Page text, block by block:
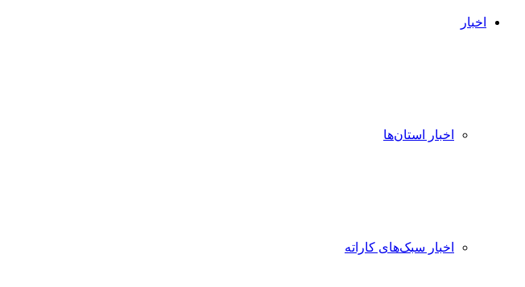
اخبار
اخبار استان‌ها
اخبار سبک‌های کاراته